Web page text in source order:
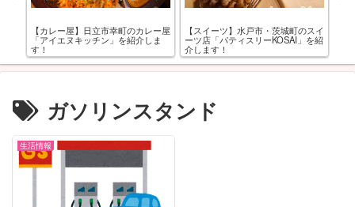
【カレー屋】日立市幸町のカレー屋
「アイエヌキッチン」を紹介しま
す！
【スイーツ】水戸市・茨城町のスイ
ーツ店「パティスリーKOSAI」を紹
介します！
ガソリンスタンド
生活情報